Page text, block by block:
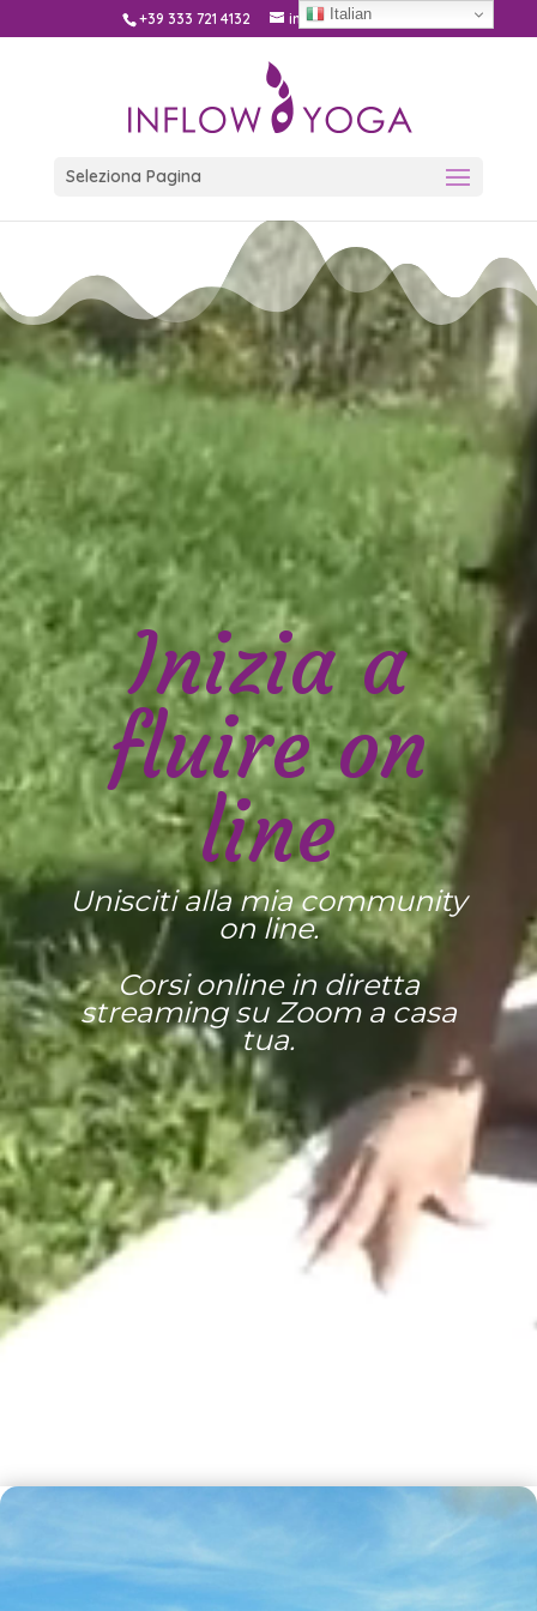
+39 333 721 4132 info@inflow.yoga
Seleziona Pagina
Inizia a
fluire on
line
Unisciti alla mia community
on line.
Corsi online in diretta
streaming su Zoom a casa
tua.
Italian